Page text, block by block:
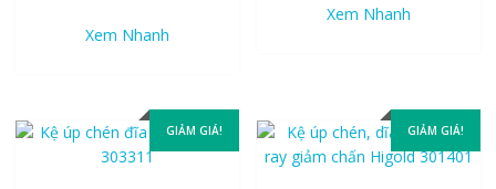
Xem Nhanh
Xem Nhanh
GIẢM GIÁ! GIẢM GIÁ!